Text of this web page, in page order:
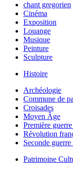
chant gregorien
Cinéma
Exposition
Louange
Musique
Peinture
Sculpture
Histoire
Archéologie
Commune de
Croisades
Moyen Âge
Première
Révolution
Seconde
Patrimoine